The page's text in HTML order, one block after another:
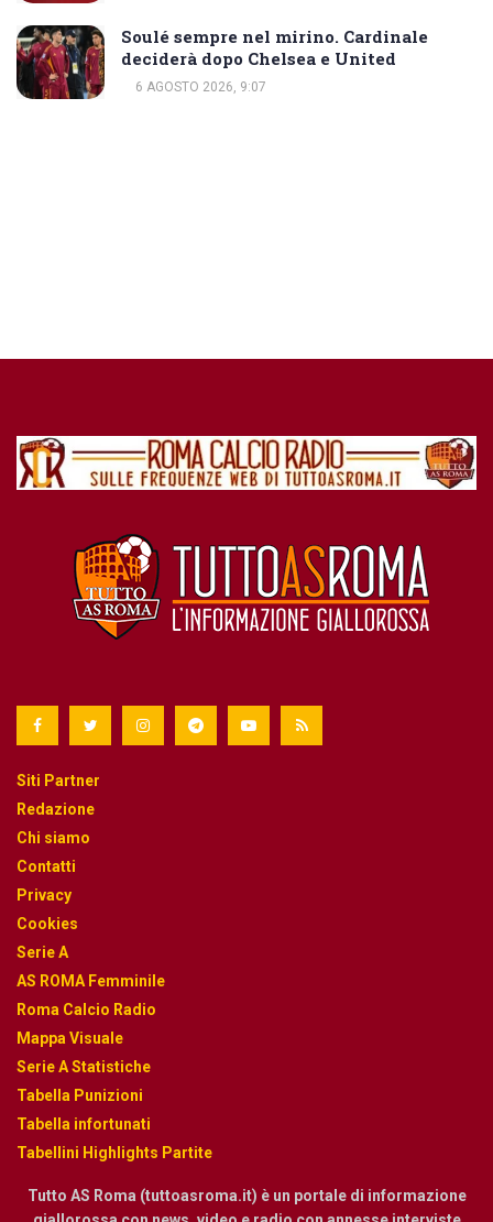
Soulé sempre nel mirino. Cardinale
deciderà dopo Chelsea e United
6 AGOSTO 2026, 9:07
Siti Partner
Redazione
Chi siamo
Contatti
Privacy
Cookies
Serie A
AS ROMA Femminile
Roma Calcio Radio
Mappa Visuale
Serie A Statistiche
Tabella Punizioni
Tabella infortunati
Tabellini Highlights Partite
Tutto AS Roma (tuttoasroma.it) è un portale di informazione